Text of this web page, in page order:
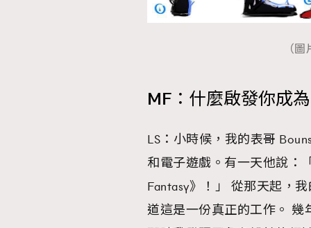
公司的私隱政策聲明。
本人願意接收新傳媒集團的最新消息及其他宣
本人的個人資料於任何推廣用途。
（
MF：什麼啟發你成
LS：小時候，我的表哥
和電子遊戲。有一天他說：
Fantasy》！」 從那天起，
道這是一份真正的工作。